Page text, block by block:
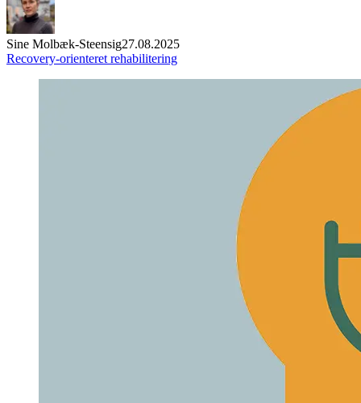
Sine Molbæk-Steensig27.08.2025
Recovery-orienteret rehabilitering